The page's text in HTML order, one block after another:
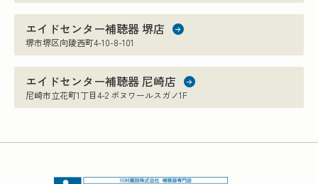
エイドセンター補聴器 堺店
堺市堺区向陵西町4-10-8-101
エイドセンター補聴器 尼崎店
尼崎市立花町1丁目4-2 ボヌワールスガノ1F